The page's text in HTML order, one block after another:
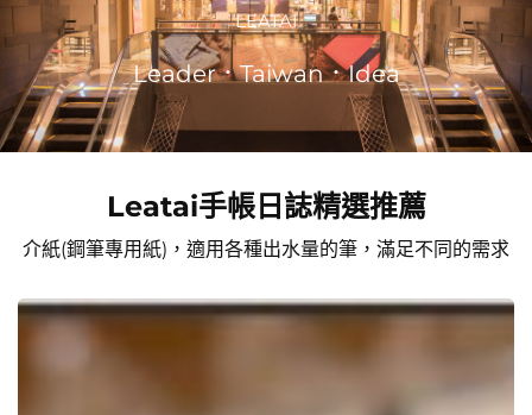
LEATAI
Leader．Taiwan．Idea
Leatai手帳日誌精選推薦
介紙(鋼筆專用紙)，適用各種出水量的筆，滿足不同的需求